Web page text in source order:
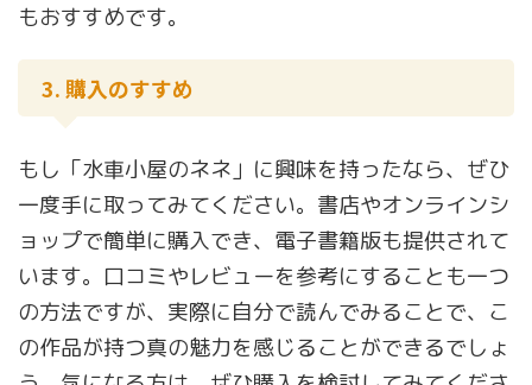
もおすすめです。
3. 購入のすすめ
もし「水車小屋のネネ」に興味を持ったなら、ぜひ
一度手に取ってみてください。書店やオンラインシ
ョップで簡単に購入でき、電子書籍版も提供されて
います。口コミやレビューを参考にすることも一つ
の方法ですが、実際に自分で読んでみることで、こ
の作品が持つ真の魅力を感じることができるでしょ